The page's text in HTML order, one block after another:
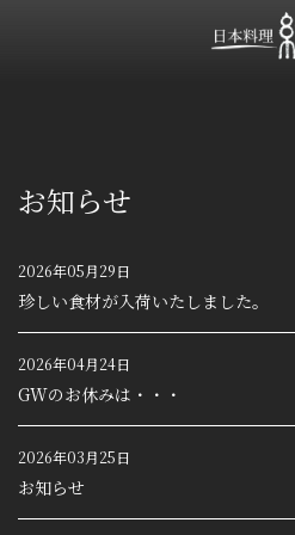
お知らせ
2026年05月29日
珍しい食材が入荷いたしました。
2026年04月24日
GWのお休みは・・・
2026年03月25日
お知らせ